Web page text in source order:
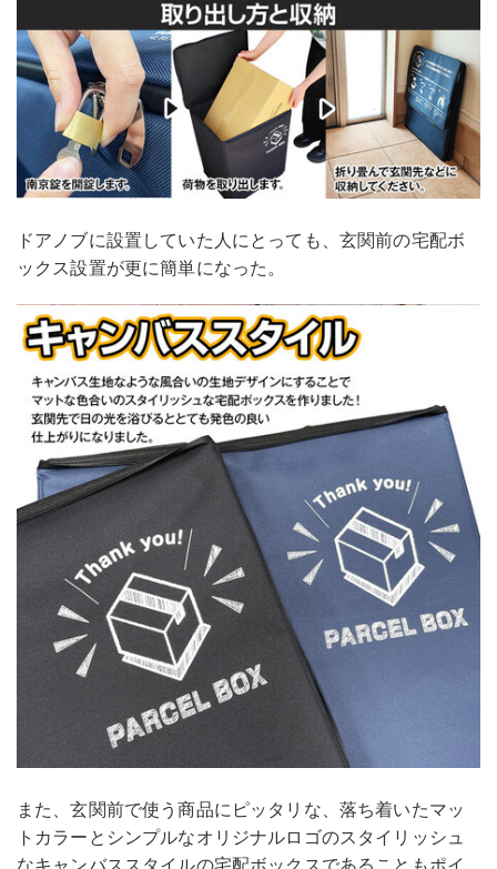
ドアノブに設置していた人にとっても、玄関前の宅配ボ
ックス設置が更に簡単になった。
また、玄関前で使う商品にピッタリな、落ち着いたマッ
トカラーとシンプルなオリジナルロゴのスタイリッシュ